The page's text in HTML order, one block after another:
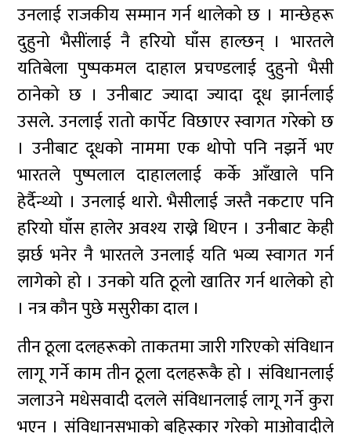
उनलाई राजकीय सम्मान गर्न थालेको छ । मान्छेहरू
दुहुनो भैसींलाई नै हरियो घाँस हाल्छन् । भारतले
यतिबेला पुष्पकमल दाहाल प्रचण्डलाई दुहुनो भैसी
ठानेको छ । उनीबाट ज्यादा ज्यादा दूध झार्नलाई
उसले. उनलाई रातो कार्पेट विछाएर स्वागत गरेको छ
। उनीबाट दूधको नाममा एक थोपो पनि नझर्ने भए
भारतले पुष्पलाल दाहाललाई कर्के आँखाले पनि
हेर्दैन्थ्यो । उनलाई थारो. भैसीलाई जस्तै नकटाए पनि
हरियो घाँस हालेर अवश्य राख्ने थिएन । उनीबाट केही
झर्छ भनेर नै भारतले उनलाई यति भव्य स्वागत गर्न
लागेको हो । उनको यति ठूलो खातिर गर्न थालेको हो
। नत्र कौन पुछे मसुरीका दाल ।
तीन ठूला दलहरूको ताकतमा जारी गरिएको संविधान
लागू गर्ने काम तीन ठूला दलहरूकै हो । संविधानलाई
जलाउने मधेसवादी दलले संविधानलाई लागू गर्ने कुरा
भएन । संविधानसभाको बहिस्कार गरेको माओवादीले